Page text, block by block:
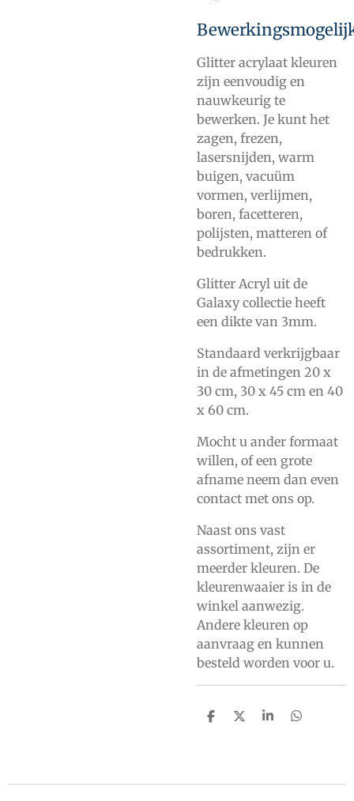
Glitter acrylaat kleuren
zijn eenvoudig en
nauwkeurig te
bewerken. Je kunt het
zagen, frezen,
lasersnijden, warm
buigen, vacuüm
vormen, verlijmen,
boren, facetteren,
polijsten, matteren of
bedrukken.
Glitter Acryl uit de
Galaxy collectie heeft
een dikte van 3mm.
Standaard verkrijgbaar
in de afmetingen 20 x
30 cm, 30 x 45 cm en 40
x 60 cm.
Mocht u ander formaat
willen, of een grote
afname neem dan even
contact met ons op.
Naast ons vast
assortiment, zijn er
meerder kleuren. De
kleurenwaaier is in de
winkel aanwezig.
Andere kleuren op
aanvraag en kunnen
besteld worden voor u.
D
D
S
D